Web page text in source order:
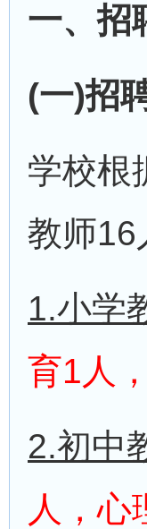
一、招
(一)招
学校根
教师16
1.小学
育1人
2.初中
人，心